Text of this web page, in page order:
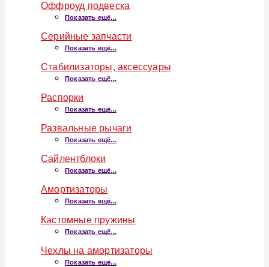
Оффроуд подвеска
Показать ещё...
Серийные запчасти
Показать ещё...
Стабилизаторы, аксессуары
Показать ещё...
Распорки
Показать ещё...
Развальные рычаги
Показать ещё...
Сайлентблоки
Показать ещё...
Амортизаторы
Показать ещё...
Кастомные пружины
Показать ещё...
Чехлы на амортизаторы
Показать ещё...